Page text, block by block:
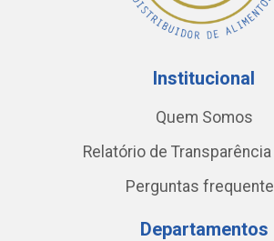
Institucional
Quem Somos
Relatório de Transparência
Perguntas
Departamentos